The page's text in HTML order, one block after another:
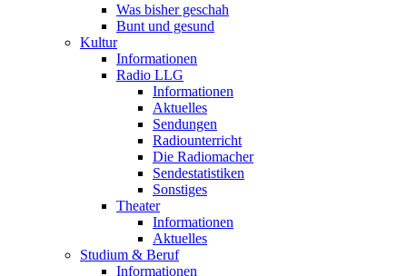
Was bisher geschah
Bunt und gesund
Kultur
Informationen
Radio LLG
Informationen
Aktuelles
Sendungen
Radiounterricht
Die Radiomacher
Sendestatistiken
Sonstiges
Theater
Informationen
Aktuelles
Studium & Beruf
Informationen